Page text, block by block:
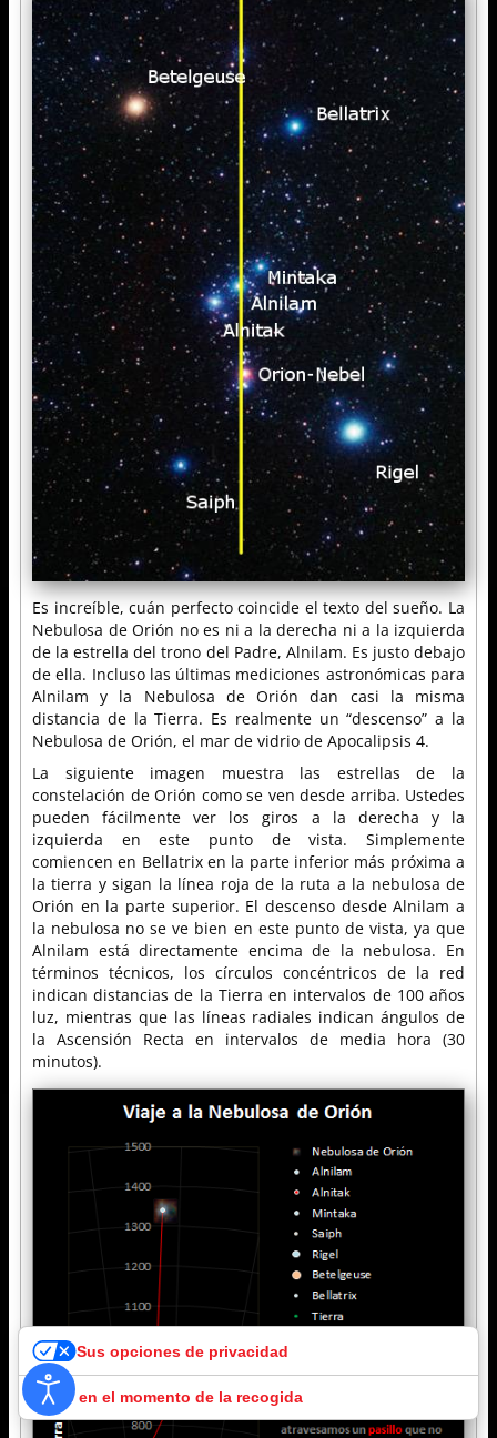
Es increíble, cuán perfecto coincide el texto del sueño. La
Nebulosa de Orión no es ni a la derecha ni a la izquierda
de la estrella del trono del Padre, Alnilam. Es justo debajo
de ella. Incluso las últimas mediciones astronómicas para
Alnilam y la Nebulosa de Orión dan casi la misma
distancia de la Tierra. Es realmente un “descenso” a la
Nebulosa de Orión, el mar de vidrio de Apocalipsis 4.
La siguiente imagen muestra las estrellas de la
constelación de Orión como se ven desde arriba. Ustedes
pueden fácilmente ver los giros a la derecha y la
izquierda en este punto de vista. Simplemente
comiencen en Bellatrix en la parte inferior más próxima a
la tierra y sigan la línea roja de la ruta a la nebulosa de
Orión en la parte superior. El descenso desde Alnilam a
la nebulosa no se ve bien en este punto de vista, ya que
Alnilam está directamente encima de la nebulosa. En
términos técnicos, los círculos concéntricos de la red
indican distancias de la Tierra en intervalos de 100 años
luz, mientras que las líneas radiales indican ángulos de
la Ascensión Recta en intervalos de media hora (30
minutos).
Sus opciones de privacidad
Aviso en el momento de la recogida